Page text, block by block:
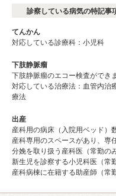
診察している病気の特記事
てんかん
対応している診療科：小児科
下肢静脈瘤
下肢静脈瘤のエコー検査ができ
対応している治療法：血管内治
療法
出産
産科用の病床（入院用ベッド）
産科専用のスペースがあり、専
分娩を取り扱う産科医（常勤の
新生児を診察する小児科医（常
産科病棟に在籍する助産師（常